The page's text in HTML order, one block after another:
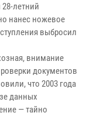
летний
нанес ножевое
выбросил
внимание
документов
что 2003 года
данных
— тайно